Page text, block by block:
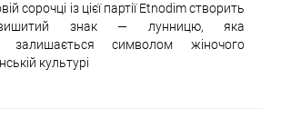
сорочці із цієї партії Etnodim створить
вишитий знак — лунницю, яка
залишається символом жіночого
культурі